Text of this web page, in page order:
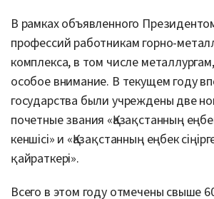
В рамках объявленного
профессий работникам горно-
комплекса, в том числе
особое внимание. В текущем году
государства были учреждены две
почетные звания «Қазақстанның
кеншісі» и «Қазақстанның еңбек
қайраткері».
Всего в этом году отмечены свыше